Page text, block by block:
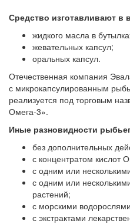
Средство изготавливают в
жидкого масла в
жевательных капсул;
оральных капсул.
Отечественная компания
с микрокапсулированным
реализуется под торговым
Омега-3».
Иные разновидности
без дополнительных
с концентратом кислот
с одним или
с одним или
растений;
с морскими
с экстрактами